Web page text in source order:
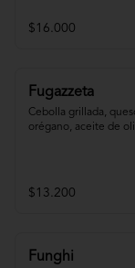
$16.000
Fugazzeta
Cebolla grillada,
orégano, aceite de
$13.200
Funghi